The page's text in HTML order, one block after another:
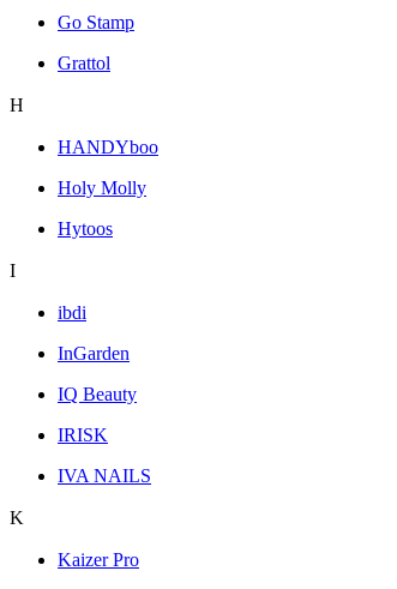
Go Stamp
Grattol
H
HANDYboo
Holy Molly
Hytoos
I
ibdi
InGarden
IQ Beauty
IRISK
IVA NAILS
K
Kaizer Pro